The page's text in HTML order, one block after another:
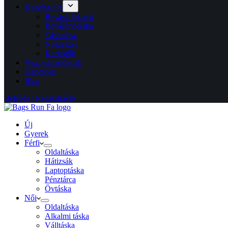
Kiegészítők
Bevásárlókocsi
Bevásárlótáska
Táskadísz
Neszeszer
Karkötők
Viszonteladóknak
Kapcsolat
Blog
Belépés / Regisztráció
Új
Gyerek
Férfi
Oldaltáska
Hátizsák
Laptoptáska
Pénztárca
Övtáska
Női
Oldaltáska
Alkalmi táska
Válltáska